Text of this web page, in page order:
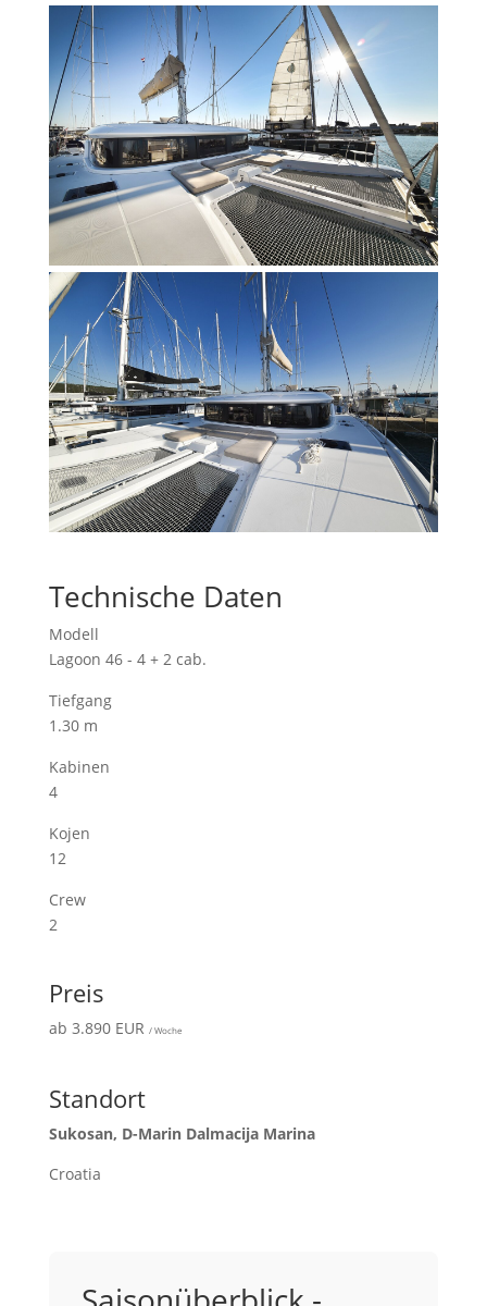
Technische Daten
Modell
Lagoon 46 - 4 + 2 cab.
Tiefgang
1.30 m
Kabinen
4
Kojen
12
Crew
2
Preis
ab 3.890 EUR / Woche
Standort
Sukosan, D-Marin Dalmacija Marina
Croatia